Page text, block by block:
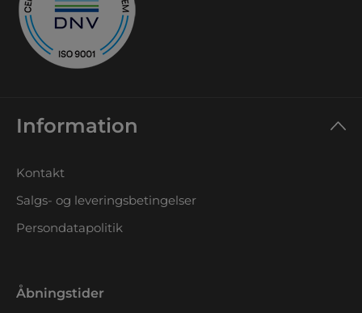
Information
Kontakt
Salgs- og leveringsbetingelser
Persondatapolitik
Åbningstider